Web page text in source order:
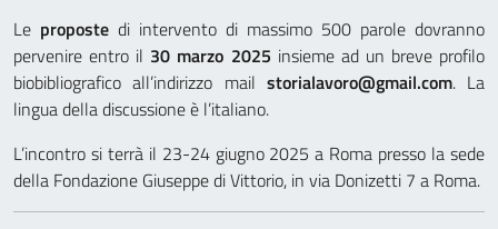
Le proposte di intervento di massimo 500 parole dovranno
pervenire entro il 30 marzo 2025 insieme ad un breve profilo
biobibliografico all’indirizzo mail storialavoro@gmail.com. La
lingua della discussione è l’italiano.
L’incontro si terrà il 23-24 giugno 2025 a Roma presso la sede
della Fondazione Giuseppe di Vittorio, in via Donizetti 7 a Roma.